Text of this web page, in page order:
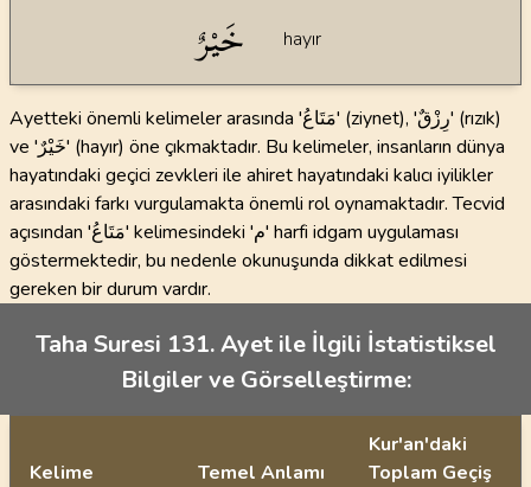
خَيْرٌ hayır
Ayetteki önemli kelimeler arasında 'مَتَاعُ' (ziynet), 'رِزْقٌ' (rızık)
ve 'خَيْرٌ' (hayır) öne çıkmaktadır. Bu kelimeler, insanların dünya
hayatındaki geçici zevkleri ile ahiret hayatındaki kalıcı iyilikler
arasındaki farkı vurgulamakta önemli rol oynamaktadır. Tecvid
açısından 'مَتَاعُ' kelimesindeki 'م' harfi idgam uygulaması
göstermektedir, bu nedenle okunuşunda dikkat edilmesi
gereken bir durum vardır.
Taha Suresi 131. Ayet ile İlgili İstatistiksel
Bilgiler ve Görselleştirme:
Kelime Temel Anlamı
Kur'an'daki
Toplam Geçiş